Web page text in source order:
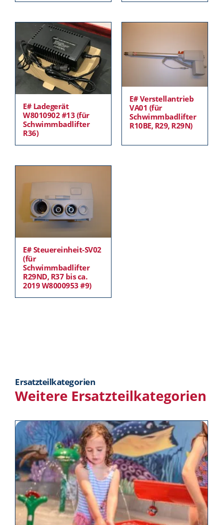
E# Ladegerät
W8010902 #13 (für
Schwimmbadlifter
R36)
E# Verstellantrieb
VA01 (für
Schwimmbadlifter
R10BE, R29, R29N)
E# Steuereinheit-SV02
(für
Schwimmbadlifter
R29ND, R37 bis ca.
2019 W8000953 #9)
Ersatzteilkategorien
Weitere Ersatzteilkategorien